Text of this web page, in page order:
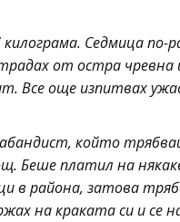
Седмица
от остра
Все още изпитвах
който
Беше платил на
в района, затова
на краката си и се